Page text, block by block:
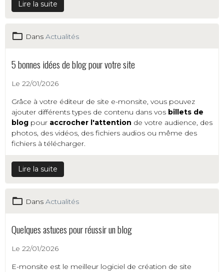
Lire la suite
Dans Actualités
5 bonnes idées de blog pour votre site
Le 22/01/2026
Grâce à votre éditeur de site e-monsite, vous pouvez
ajouter différents types de contenu dans vos billets de
blog pour accrocher l'attention de votre audience, des
photos, des vidéos, des fichiers audios ou même des
fichiers à télécharger.
Lire la suite
Dans Actualités
Quelques astuces pour réussir un blog
Le 22/01/2026
E-monsite est le meilleur logiciel de création de site